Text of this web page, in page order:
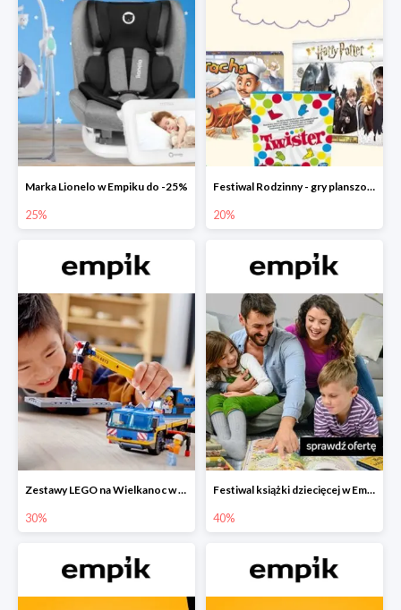
Marka Lionelo w Empiku do -25%
25%
Festiwal Rodzinny - gry planszowe w Empiku do -20%
20%
Zestawy LEGO na Wielkanoc w Empiku do -30%
30%
Festiwal książki dziecięcej w Empiku do -40%
40%